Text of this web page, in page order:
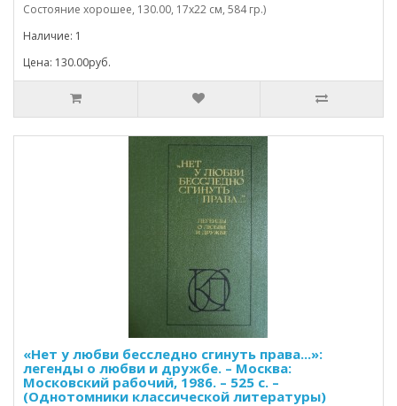
Состояние хорошее, 130.00, 17х22 см, 584 гр.)
Наличие: 1
Цена: 130.00руб.
«Нет у любви бесследно сгинуть права...»:
легенды о любви и дружбе. – Москва:
Московский рабочий, 1986. – 525 с. –
(Однотомники классической литературы)